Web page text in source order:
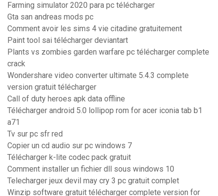
Farming simulator 2020 para pc télécharger
Gta san andreas mods pc
Comment avoir les sims 4 vie citadine gratuitement
Paint tool sai télécharger deviantart
Plants vs zombies garden warfare pc télécharger complete
crack
Wondershare video converter ultimate 5.4.3 complete
version gratuit télécharger
Call of duty heroes apk data offline
Télécharger android 5.0 lollipop rom for acer iconia tab b1
a71
Tv sur pc sfr red
Copier un cd audio sur pc windows 7
Télécharger k-lite codec pack gratuit
Comment installer un fichier dll sous windows 10
Telecharger jeux devil may cry 3 pc gratuit complet
Winzip software gratuit télécharger complete version for